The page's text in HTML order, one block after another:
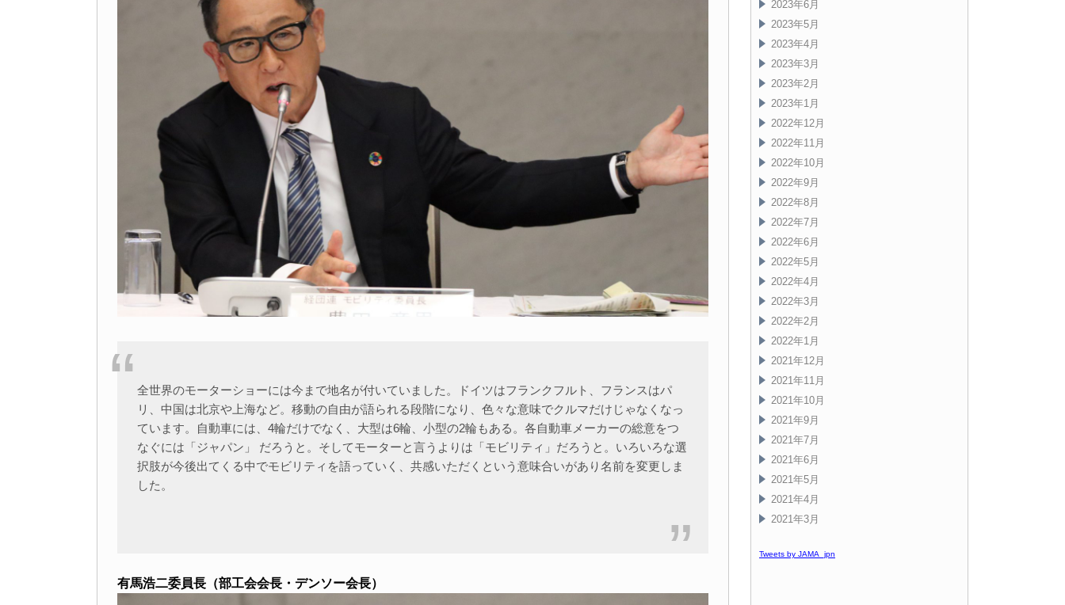
全世界のモーターショーには今まで地名が付いていました。ドイツはフランクフルト、フランスはパ
リ、中国は北京や上海など。移動の自由が語られる段階になり、色々な意味でクルマだけじゃなくなっ
ています。自動車には、4輪だけでなく、大型は6輪、小型の2輪もある。各自動車メーカーの総意をつ
なぐには「ジャパン」 だろうと。そしてモーターと言うよりは「モビリティ」だろうと。いろいろな選
択肢が今後出てくる中でモビリティを語っていく、共感いただくという意味合いがあり名前を変更しま
した。
有馬浩二委員長（部工会会長・デンソー会長）
2023年6月
2023年5月
2023年4月
2023年3月
2023年2月
2023年1月
2022年12月
2022年11月
2022年10月
2022年9月
2022年8月
2022年7月
2022年6月
2022年5月
2022年4月
2022年3月
2022年2月
2022年1月
2021年12月
2021年11月
2021年10月
2021年9月
2021年7月
2021年6月
2021年5月
2021年4月
2021年3月
Tweets by JAMA_jpn